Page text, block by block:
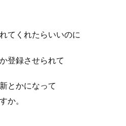
てくれたらいいのに
登録させられて
とかになって
か。